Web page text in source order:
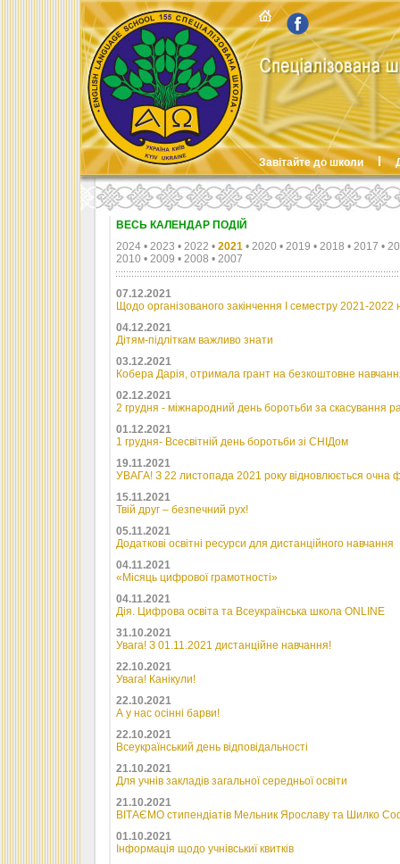
Завітайте до школи
ВЕСЬ КАЛЕНДАР ПОДІЙ
2024 • 2023 • 2022 • 2021 • 2020 • 2019 • 2018 • 2017 •
2010 • 2009 • 2008 • 2007
07.12.2021
Щодо організованого закінчення І семестру 2021-2022
04.12.2021
Дітям-підліткам важливо знати
03.12.2021
Кобера Дарія, отримала грант на безкоштовне
02.12.2021
2 грудня - міжнародний день боротьби за скасування
01.12.2021
1 грудня- Всесвітній день боротьби зі СНІДом
19.11.2021
УВАГА! З 22 листопада 2021 року відновлюється очна
15.11.2021
Твій друг – безпечний рух!
05.11.2021
Додаткові освітні ресурси для дистанційного навчання
04.11.2021
«Місяць цифрової грамотності»
04.11.2021
Дія. Цифрова освіта та Всеукраїнська школа ONLINE
31.10.2021
Увага! З 01.11.2021 дистанційне навчання!
22.10.2021
Увага! Канікули!
22.10.2021
А у нас осінні барви!
22.10.2021
Всеукраїнський день відповідальності
21.10.2021
Для учнів закладів загальної середньої освіти
21.10.2021
ВІТАЄМО стипендіатів Мельник Ярославу та Шилко
01.10.2021
Інформація щодо учнівськиї квитків